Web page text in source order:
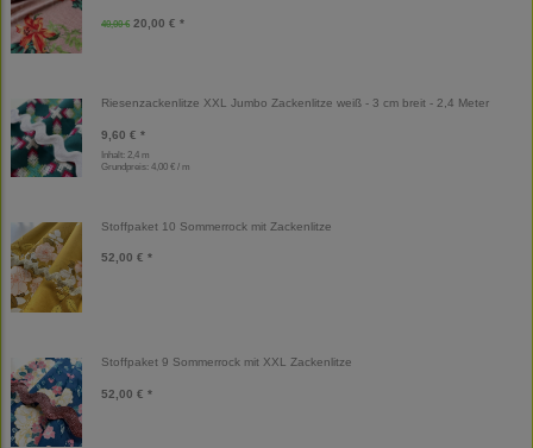
40,00 € 20,00 € *
Riesenzackenlitze XXL Jumbo Zackenlitze weiß - 3 cm breit - 2,4 Meter
9,60 € *
Inhalt: 2,4 m
Grundpreis: 4,00 € / m
Stoffpaket 10 Sommerrock mit Zackenlitze
52,00 € *
Stoffpaket 9 Sommerrock mit XXL Zackenlitze
52,00 € *